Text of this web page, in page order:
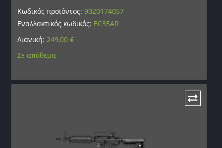
Κωδικός προϊόντος:9020174057
Εναλλακτικός κωδικός: EC35AR
Λιανική:249,00€
Σε απόθεμα